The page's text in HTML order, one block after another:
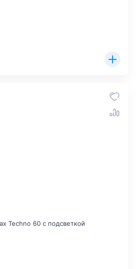
Techno 60 с подсветкой